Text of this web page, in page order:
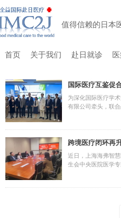
首页 关于我们 赴日就诊
值得信赖的日本
国际医疗互鉴促
中心
为深化国际医疗学
有限公司牵头，联
跨境医疗闭环再
桥国际门诊部
近日，上海海弗智
生会中央医院医学